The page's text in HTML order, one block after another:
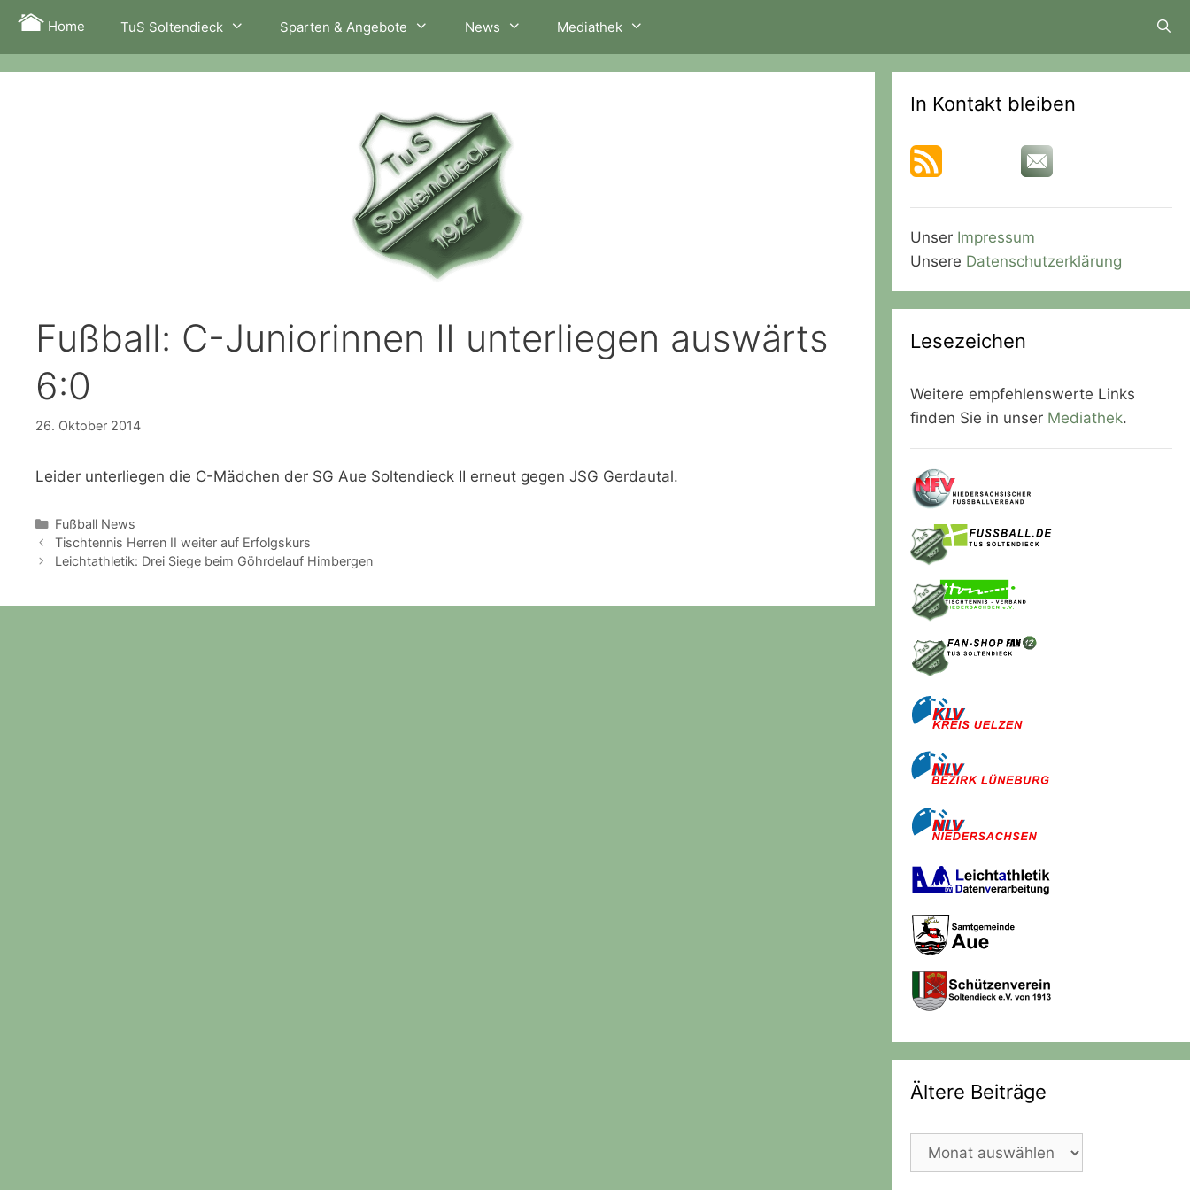
Zum
Inhalt
springen
Home TuS Soltendieck Sparten & Angebote News Mediathek
Fußball: C-Juniorinnen II unterliegen auswärts
6:0
26. Oktober 2014
Leider unterliegen die C-Mädchen der SG Aue Soltendieck II erneut gegen JSG Gerdautal.
Kategorien
Fußball News
Tischtennis Herren II weiter auf Erfolgskurs
Leichtathletik: Drei Siege beim Göhrdelauf Himbergen
In Kontakt bleiben
Unser Impressum
Unsere Datenschutzerklärung
Lesezeichen
Weitere empfehlenswerte Links
finden Sie in unser Mediathek.
Ältere Beiträge
Ältere
Beiträge